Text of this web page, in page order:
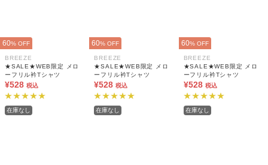
60% OFF
BREEZE
★SALE★WEB限定 メロ
ーフリル衿Tシャツ
¥528 税込
在庫なし
60% OFF
BREEZE
★SALE★WEB限定 メロ
ーフリル衿Tシャツ
¥528 税込
在庫なし
60% OFF
BREEZE
★SALE★WEB限定 メロ
ーフリル衿Tシャツ
¥528 税込
在庫なし